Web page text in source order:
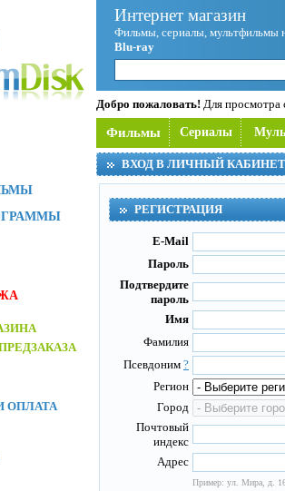
Интернет магазин
Фильмы, сериалы, мультфильмы
Blu-ray
Добро пожаловать! Для просмотра
Фильмы Сериалы
ВХОД В ЛИЧНЫЙ КАБИНЕТ
РЕГИСТРАЦИЯ
E-Mail
Пароль
Подтвердите
пароль
Имя
Фамилия
Псевдоним ?
Регион
Город
Почтовый
индекс
Адрес
Пример: ул. Мира, д.
ОПЛАТА